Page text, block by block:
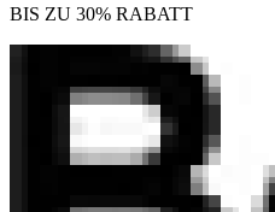
BIS ZU 30% RABATT